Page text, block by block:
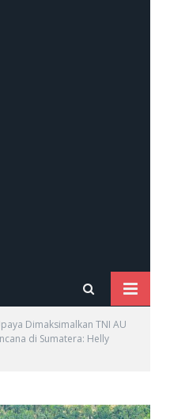
Dimaksimalkan TNI AU
di Sumatera: Helly